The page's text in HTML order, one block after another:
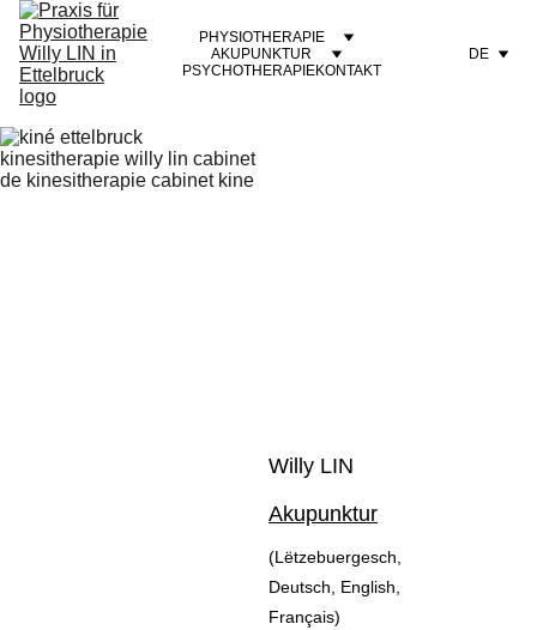
PHYSIOTHERAPIE
AKUPUNKTUR
PSYCHOTHERAPIEKONTAKT
DE
Willy LIN
Akupunktur
(Lëtzebuergesch,
Deutsch, English,
Français)